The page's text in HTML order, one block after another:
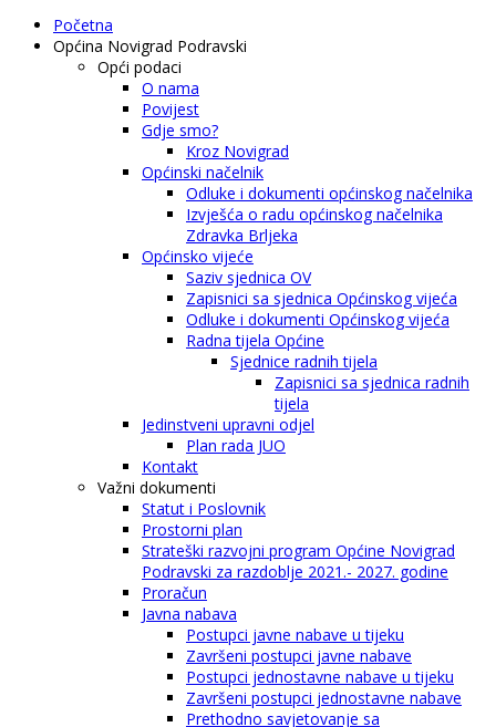
Početna
Općina Novigrad Podravski
Opći podaci
O nama
Povijest
Gdje smo?
Kroz Novigrad
Općinski načelnik
Odluke i dokumenti općinskog načelnika
Izvješća o radu općinskog načelnika
Zdravka Brljeka
Općinsko vijeće
Saziv sjednica OV
Zapisnici sa sjednica Općinskog vijeća
Odluke i dokumenti Općinskog vijeća
Radna tijela Općine
Sjednice radnih tijela
Zapisnici sa sjednica radnih
tijela
Jedinstveni upravni odjel
Plan rada JUO
Kontakt
Važni dokumenti
Statut i Poslovnik
Prostorni plan
Strateški razvojni program Općine Novigrad
Podravski za razdoblje 2021.- 2027. godine
Proračun
Javna nabava
Postupci javne nabave u tijeku
Završeni postupci javne nabave
Postupci jednostavne nabave u tijeku
Završeni postupci jednostavne nabave
Prethodno savjetovanje sa